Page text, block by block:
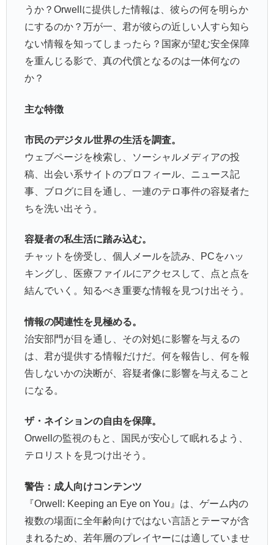
うか？Orwellに提供した情報は、彼らの何を明らか
にするのか？万が一、君が彼らの近しい人すら知ら
ない情報を知ってしまったら？国家が望む安全保障
を重んじる影で、真の代償となるのは一体何なの
か？
主な特徴
市民のデジタル世界の生活を調査。
ウェブページを検索し、ソーシャルメディアの投
稿、出会い系サイトのプロフィール、ニュース記
事、ブログに目を通し、一連のテロ事件の容疑者た
ちを洗い出そう。
容疑者の私生活に踏み込む。
チャットを傍受し、個人メールを読み、PCをハッ
キングし、医療ファイルにアクセスして、点と点を
結んでいく。知るべき重要な情報を見つけ出そう。
情報の関連性を見極める。
治安部門が目を通し、その対処に影響を与えるの
は、君が提供する情報だけだ。何を報告し、何を報
告しないかの決断が、容疑者像に影響を与えること
になる。
ザ・ネイションの自由を保障。
Orwellの監視のもと、国民が安心して眠れるよう、
テロリストを見つけ出そう。
警告：成人向けコンテンツ
『Orwell: Keeping an Eye on You』は、ゲーム内の
複数の場面に全年齢向けではない言語とテーマが含
まれるため、若年層のプレイヤーには適していませ